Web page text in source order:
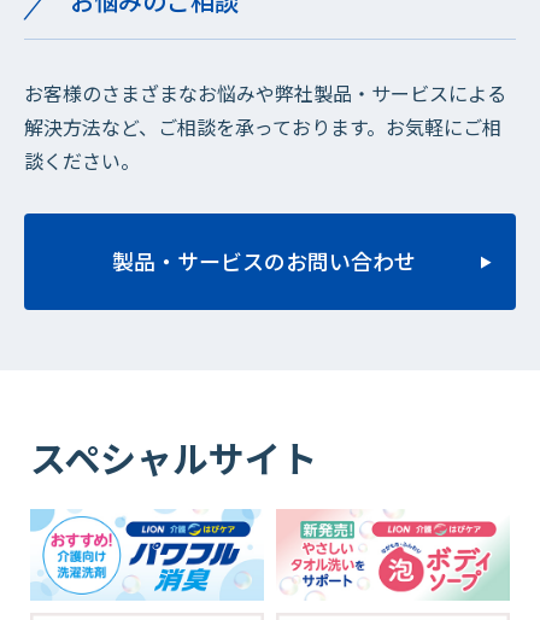
お客様のさまざまなお悩みや弊社製品・サービスによる
解決方法など、ご相談を承っております。お気軽にご相
談ください。
製品・サービスのお問い合わせ
スペシャルサイト